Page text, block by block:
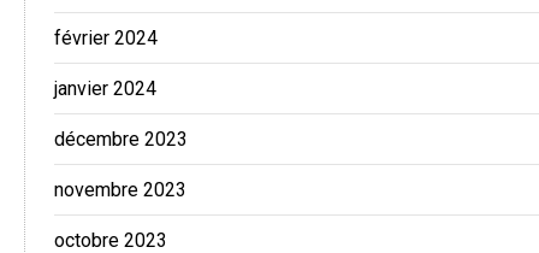
février 2024
janvier 2024
décembre 2023
novembre 2023
octobre 2023